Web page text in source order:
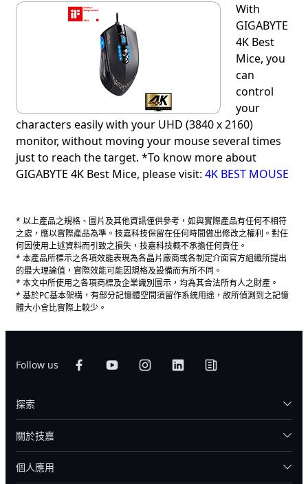
With
GIGABYTE
4K Best
Mice, you
can
control
your
characters easily with your UHD (3840 x 2160)
monitor, without moving your mouse several times
just to reach the target. *To know more about
GIGABYTE 4K Best Mice, please visit: 4K BEST MOUSE
* 以上產品之規格、圖片及其他資訊僅供參考，如與實際產品有任何不相符
之處，應以實際產品為準。技嘉科技保留在任何時間做出修改之權利。對任
何因使用上述資料而引致之損失，技嘉科技概不承擔任何責任。
* 本產品所標示之各項效能表現為各晶片廠商或各制定介面官方組織所提出
的最大理論值，實際效能可能因規格及設備而有所不同。
* 本文中所使用之各項商標及企業識別圖示，均為其合法所有人之財產。
* 基於PC基本架構，有部分記憶體空間須留作系統用途，故所偵測到之記憶
體大小會比實際上較少。
Follow us
探索
關於技嘉
個人應用